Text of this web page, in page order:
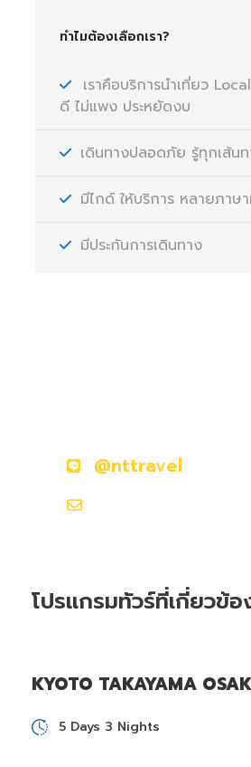
ทำไมต้องเลือกเรา?
เราคือบริการนำเที่ยว
ดี ไม่แพง ประหยัดงบ
เดินทางปลอดภัย รู้ทุกเส้น
มีไกด์ ให้บริการ หลายภาษ
มีประกันการเดินทาง
@nttravel
โปรแกรมทัวร์ที่เกี่ยวข้อ
KYOTO TAKAYAMA
5 Days 3 Nights